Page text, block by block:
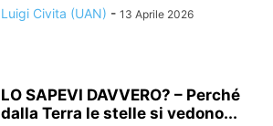
Luigi Civita (UAN) - 13 Aprile 2026
LO SAPEVI DAVVERO? – Perché
dalla Terra le stelle si vedono...